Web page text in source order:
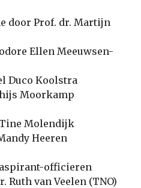
door Prof. dr. Martijn
Ellen Meeuwsen-
Duco Koolstra
Moorkamp
Tine Molendijk
Heeren
officieren
Ruth van Veelen (TNO)